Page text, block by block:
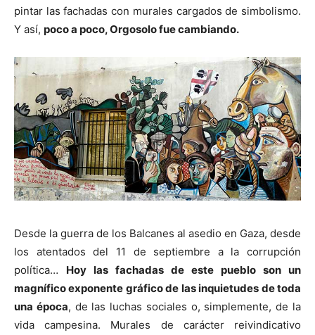
pintar las fachadas con murales cargados de simbolismo.
Y así, poco a poco, Orgosolo fue cambiando.
Desde la guerra de los Balcanes al asedio en Gaza, desde
los atentados del 11 de septiembre a la corrupción
política… Hoy las fachadas de este pueblo son un
magnífico exponente gráfico de las inquietudes de toda
una época, de las luchas sociales o, simplemente, de la
vida campesina. Murales de carácter reivindicativo